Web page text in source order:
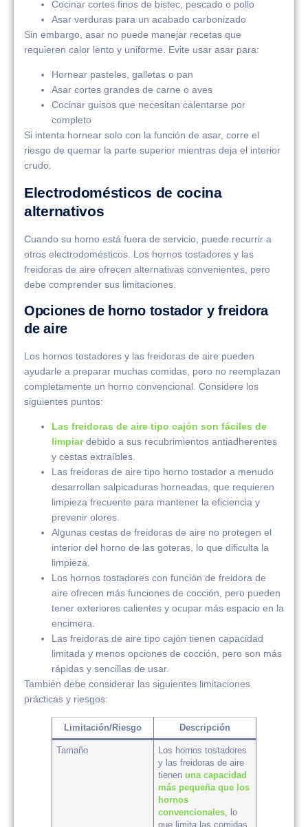
Cocinar cortes finos de bistec, pescado o pollo
Asar verduras para un acabado carbonizado
Sin embargo, asar no puede manejar recetas que
requieren calor lento y uniforme. Evite usar asar para:
Hornear pasteles, galletas o pan
Asar cortes grandes de carne o aves
Cocinar guisos que necesitan calentarse por
completo
Si intenta hornear solo con la función de asar, corre el
riesgo de quemar la parte superior mientras deja el interior
crudo.
Electrodomésticos de cocina
alternativos
Cuando su horno está fuera de servicio, puede recurrir a
otros electrodomésticos. Los hornos tostadores y las
freidoras de aire ofrecen alternativas convenientes, pero
debe comprender sus limitaciones.
Opciones de horno tostador y freidora
de aire
Los hornos tostadores y las freidoras de aire pueden
ayudarle a preparar muchas comidas, pero no reemplazan
completamente un horno convencional. Considere los
siguientes puntos:
Las freidoras de aire tipo cajón son fáciles de
limpiardebido a sus recubrimientos antiadherentes
y cestas extraíbles.
Las freidoras de aire tipo horno tostador a menudo
desarrollan salpicaduras horneadas, que requieren
limpieza frecuente para mantener la eficiencia y
prevenir olores.
Algunas cestas de freidoras de aire no protegen el
interior del horno de las goteras, lo que dificulta la
limpieza.
Los hornos tostadores con función de freidora de
aire ofrecen más funciones de cocción, pero pueden
tener exteriores calientes y ocupar más espacio en la
encimera.
Las freidoras de aire tipo cajón tienen capacidad
limitada y menos opciones de cocción, pero son más
rápidas y sencillas de usar.
También debe considerar las siguientes limitaciones
prácticas y riesgos:
Limitación/Riesgo Descripción
Tamaño
Los hornos tostadores
y las freidoras de aire
tienenuna capacidad
más pequeña que los
hornos
convencionales , lo
que limita las comidas